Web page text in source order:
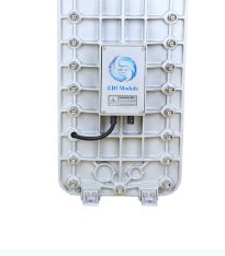
MK-TC100 EDI超纯水
处理设备